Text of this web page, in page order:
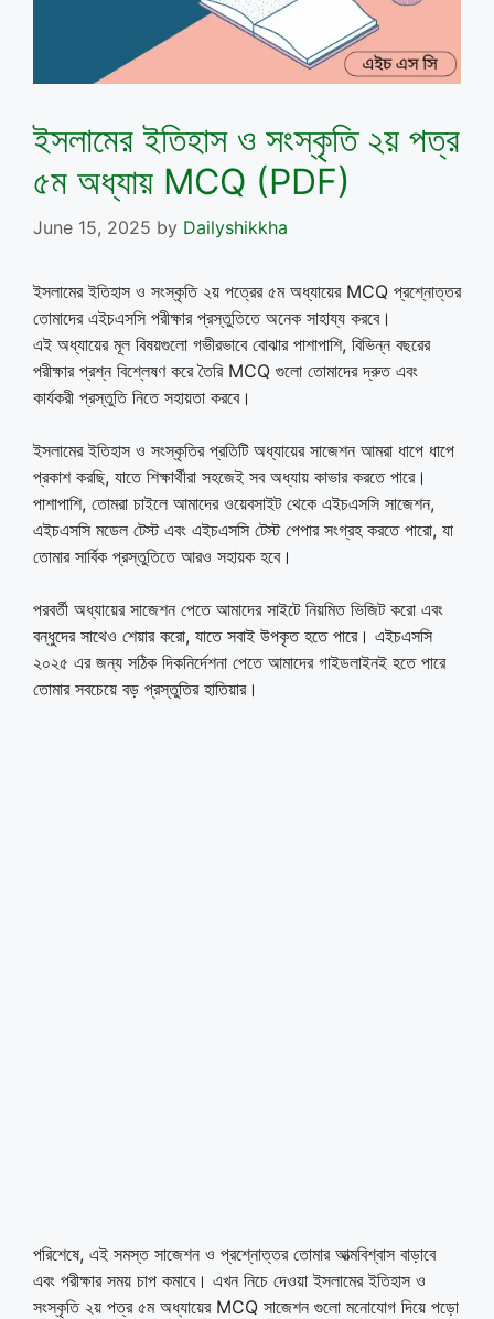
ইসলামের ইতিহাস ও সংস্কৃতি ২য় পত্র
৫ম অধ্যায় MCQ (PDF)
June 15, 2025 by Dailyshikkha
ইসলামের ইতিহাস ও সংস্কৃতি ২য় পত্রের ৫ম অধ্যায়ের MCQ প্রশ্নোত্তর
তোমাদের এইচএসসি পরীক্ষার প্রস্তুতিতে অনেক সাহায্য করবে।
এই অধ্যায়ের মূল বিষয়গুলো গভীরভাবে বোঝার পাশাপাশি, বিভিন্ন বছরের
পরীক্ষার প্রশ্ন বিশ্লেষণ করে তৈরি MCQ গুলো তোমাদের দ্রুত এবং
কার্যকরী প্রস্তুতি নিতে সহায়তা করবে।
ইসলামের ইতিহাস ও সংস্কৃতির প্রতিটি অধ্যায়ের সাজেশন আমরা ধাপে ধাপে
প্রকাশ করছি, যাতে শিক্ষার্থীরা সহজেই সব অধ্যায় কাভার করতে পারে।
পাশাপাশি, তোমরা চাইলে আমাদের ওয়েবসাইট থেকে এইচএসসি সাজেশন,
এইচএসসি মডেল টেস্ট এবং এইচএসসি টেস্ট পেপার সংগ্রহ করতে পারো, যা
তোমার সার্বিক প্রস্তুতিতে আরও সহায়ক হবে।
পরবর্তী অধ্যায়ের সাজেশন পেতে আমাদের সাইটে নিয়মিত ভিজিট করো এবং
বন্ধুদের সাথেও শেয়ার করো, যাতে সবাই উপকৃত হতে পারে। এইচএসসি
২০২৫ এর জন্য সঠিক দিকনির্দেশনা পেতে আমাদের গাইডলাইনই হতে পারে
তোমার সবচেয়ে বড় প্রস্তুতির হাতিয়ার।
পরিশেষে, এই সমস্ত সাজেশন ও প্রশ্নোত্তর তোমার আত্মবিশ্বাস বাড়াবে
এবং পরীক্ষার সময় চাপ কমাবে। এখন নিচে দেওয়া ইসলামের ইতিহাস ও
সংস্কৃতি ২য় পত্র ৫ম অধ্যায়ের MCQ সাজেশন গুলো মনোযোগ দিয়ে পড়ো